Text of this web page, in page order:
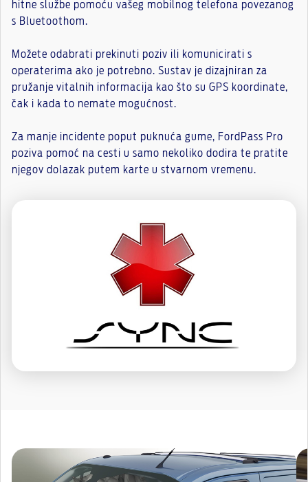
hitne službe pomoću vašeg mobilnog telefona povezanog
s Bluetoothom.
Možete odabrati prekinuti poziv ili komunicirati s
operaterima ako je potrebno. Sustav je dizajniran za
pružanje vitalnih informacija kao što su GPS koordinate,
čak i kada to nemate mogućnost.
Za manje incidente poput puknuća gume, FordPass Pro
poziva pomoć na cesti u samo nekoliko dodira te pratite
njegov dolazak putem karte u stvarnom vremenu.